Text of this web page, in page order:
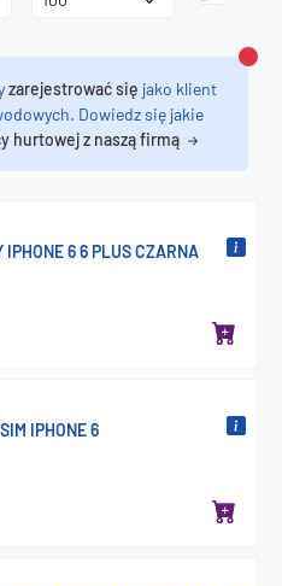
zarejestrować się jako klient
Dowiedz się jakie
hurtowej z naszą firmą
6 6 PLUS CZARNA
IPHONE 6